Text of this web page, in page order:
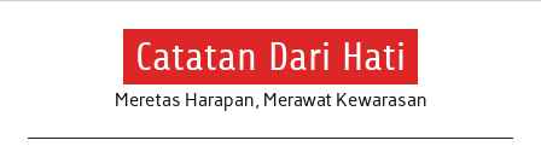
Skip
Catatan Dari Hati
Meretas Harapan, Merawat Kewarasan